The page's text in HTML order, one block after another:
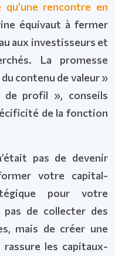
rencontre en
équivaut à fermer
aux investisseurs et
La promesse
contenu de valeur »
profil », conseils
de la fonction
pas de devenir
votre capital-
pour votre
pas de collecter des
mais de créer une
les capitaux-